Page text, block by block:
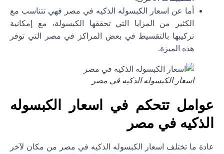
أما عن اسعار الكبسوله الذكيه في مصر فهي تتناسب مع
الكثير من المزايا التي تحققها الكبسولة، مع إمكانية
تركيبها بالتقسيط في بعض المراكز في مصر التي توفر
هذه الميزة.
اسعار الكبسوله الذكيه في مصر
عوامل تتحكم في اسعار الكبسوله
الذكيه في مصر
عادة ما تختلف اسعار الكبسوله الذكيه في مصر من مكان لآخر